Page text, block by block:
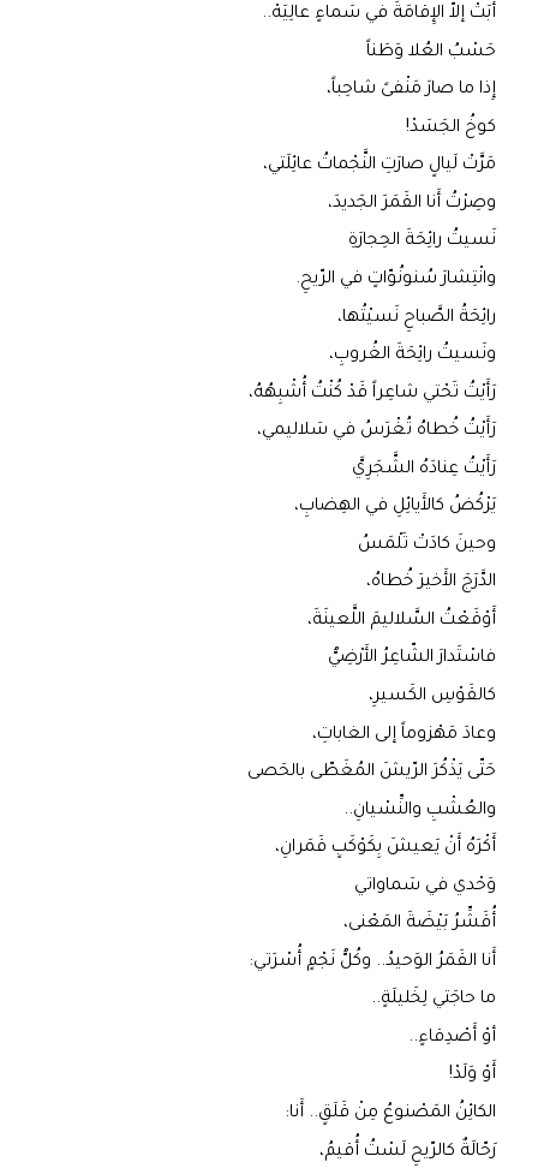
أَبَتْ إلاّ الإِقامَةَ في سَماءٍ عالِيَهْ..
حَسْبُ العُلا وَطَناً
إِذا ما صارَ مَنْفىً شاحِباً،
كوخُ الجَسَدْ!
مَرَّتْ لَيالٍ صارَتِ النَّجْماتُ عائِلَتي،
وصِرْتُ أَنا القَمَرَ الجَديدَ،
نَسيتُ رائِحَةَ الحِجارَةِ
وانْتِشارَ سُنونُوّاتٍ في الرّيحِ.
رائِحَةُ الصَّباحِ نَسيْتُها،
ونَسيتُ رائِحَةَ الغُروبِ،
رَأَيْتُ تَحْتي شاعِراً قَدْ كُنْتُ أُشْبِهُهُ،
رَأَيْتُ خُطاهُ تُغْرَسُ في سَلاليمي،
رَأَيْتُ عِنادَهُ الشَّجَرِيَّ
يَرْكُضُ كالأَيائِلِ في الهِضابِ،
وحينَ كادَتْ تَلْمَسُ
الدَّرَجَ الأَخيرَ خُطاهُ،
أَوْقَعْتُ السَّلاليمَ اللَّعينَةَ،
فاسْتَدارَ الشّاعِرُ الأَرْضِيُّ
كالقَوْسِ الكَسيرِ،
وعادَ مَهْزوماً إلى الغاباتِ،
حَتّى يَذْكُرَ الرّيشَ المُغَطّى بالحَصى
والعُشْبِ والنِّسْيانِ..
أَكْرَهُ أَنْ يَعيشَ بِكَوْكَبٍ قَمَرانِ،
وَحْدي في سَماواتي
أُقَشِّرُ بَيْضَةَ المَعْنى،
أَنا القَمَرُ الوَحيدُ.. وكُلُّ نَجْمٍ أُسْرَتي:
ما حاجَتي لِخَليلَةٍ..
أوْ أَصْدِقاءٍ..
أَوْ وَلَدْ!
الكائِنُ المَصْنوعُ مِنْ قَلَقٍ.. أَنا:
رَحّالَةٌ كالرّيحِ لَسْتُ أُقيمُ،